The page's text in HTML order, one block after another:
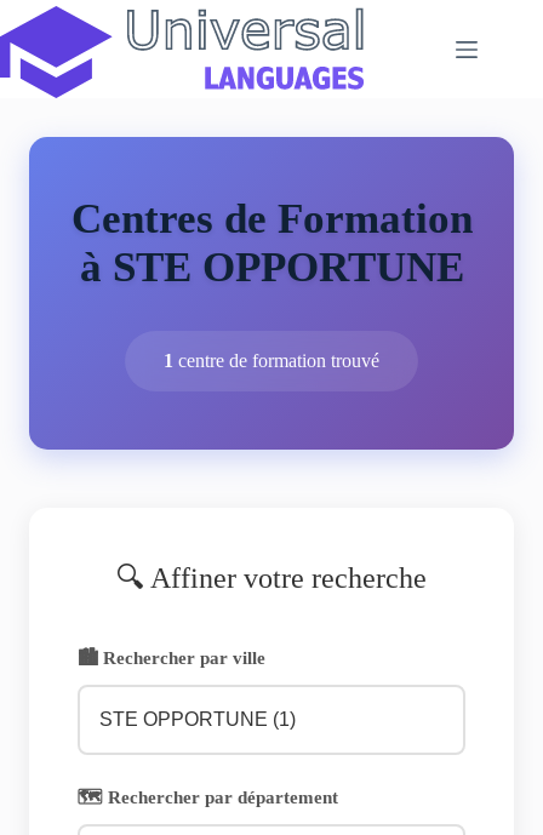
Passer
au
contenu
Centres de Formation
à STE OPPORTUNE
1 centre de formation trouvé
🔍 Affiner votre recherche
🏙️ Rechercher par ville
🗺️ Rechercher par département